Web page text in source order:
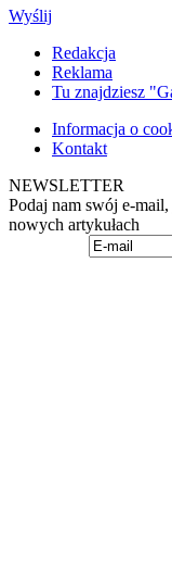
Wyślij
Redakcja
Reklama
Tu znajdziesz
Informacja o
Kontakt
NEWSLETTER
Podaj nam swój e-
nowych artykułach